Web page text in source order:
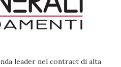
leader nel contract di alta